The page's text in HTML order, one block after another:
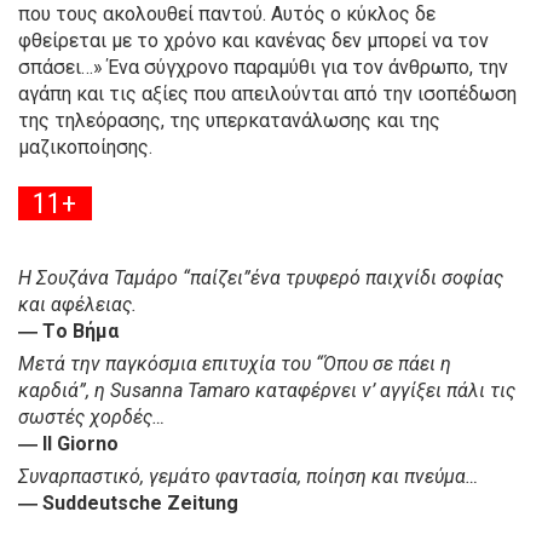
που τους ακολουθεί παντού. Αυτός ο κύκλος δε
φθείρεται με το χρόνο και κανένας δεν μπορεί να τον
σπάσει…» Ένα σύγχρονο παραμύθι για τον άνθρωπο, την
αγάπη και τις αξίες που απειλούνται από την ισοπέδωση
της τηλεόρασης, της υπερκατανάλωσης και της
μαζικοποίησης.
11+
Η Σουζάνα Ταμάρο “παίζει”ένα τρυφερό παιχνίδι σοφίας
και αφέλειας.
― Tο Bήμα
Μετά την παγκόσμια επιτυχία του “Όπου σε πάει η
καρδιά”, η Susanna Tamaro καταφέρνει ν’ αγγίξει πάλι τις
σωστές χορδές…
― Il Giorno
Συναρπαστικό, γεμάτο φαντασία, ποίηση και πνεύμα…
― Suddeutsche Zeitung